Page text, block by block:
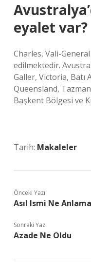
eyalet var?
Charles, Vali-
edilmektedir.
Galler, Victoria, Batı
Queensland,
Başkent Bölgesi ve
Tarih: Makaleler
Önceki Yazı
Asıl Ismi Ne
Sonraki Yazı
Azade Ne Oldu